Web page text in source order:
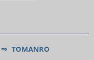
⇒ TOMANRO